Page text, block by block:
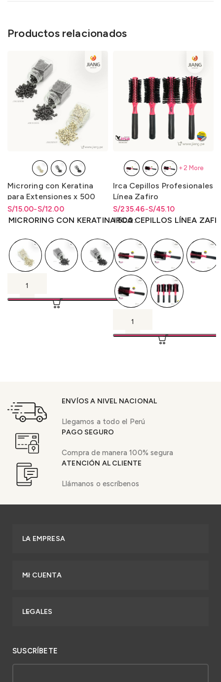
Productos relacionados
Microring con Keratina
para Extensiones x 500
Unidades
S/12.00
-
S/15.00
Rango de precios: desde
S/12.00 hasta S/15.00
Rango de precios: desde
S/12.00hastaS/15.00
MICRORING CON KERATINA 500
Irca Cepillos Profesionales
Línea Zafiro
S/45.10
-
S/235.46
Rango de precios: desde
S/45.10 hasta S/235.46
Rango de precios: desde
S/45.10hastaS/235.46
IRCA CEPILLOS LÍNEA
+2 More
ENVÍOS A NIVEL NACIONAL
Llegamos a todo el Perú
PAGO SEGURO
Compra de manera 100% segura
ATENCIÓN AL CLIENTE
Llámanos o escríbenos
LA EMPRESA
MI CUENTA
LEGALES
SUSCRÍBETE